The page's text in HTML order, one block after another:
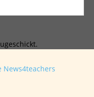
News4teachers